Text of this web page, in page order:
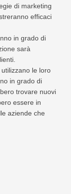
di marketing
efficaci
in grado di
sarà
le loro
in grado di
trovare nuovi
essere in
aziende che